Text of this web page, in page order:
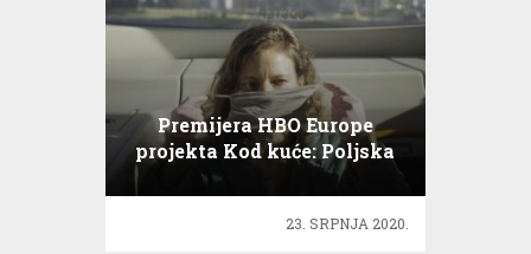
Premijera HBO Europe
projekta Kod kuće: Poljska
23. SRPNJA 2020.